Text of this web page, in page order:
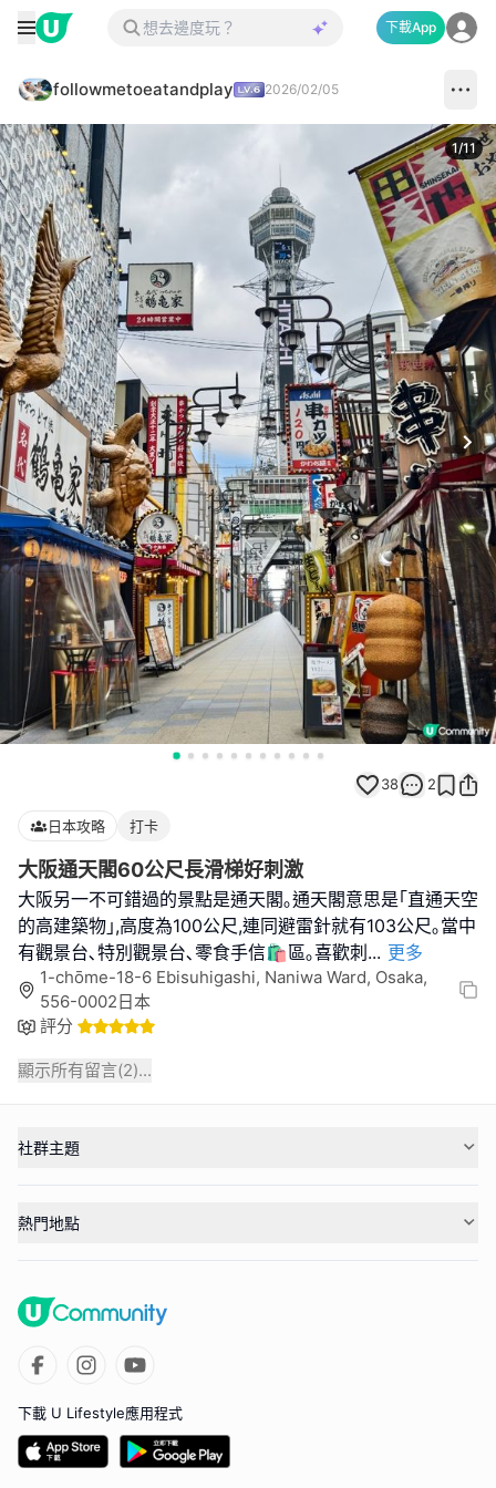
下載App
followmetoeatandplay 2026/02/05
1/11
38 2
日本攻略 打卡
大阪通天閣60公尺長滑梯好刺激
大阪另一不可錯過的景點是通天閣｡通天閣意思是｢直通天空
的高建築物｣,高度為100公尺,連同避雷針就有103公尺｡當中
有觀景台､特別觀景台､零食手信🛍️區｡喜歡刺 ... 更多
1-chōme-18-6 Ebisuhigashi, Naniwa Ward, Osaka,
556-0002日本
評分
顯示所有留言(2)...
社群主題
熱門地點
下載 U Lifestyle應用程式